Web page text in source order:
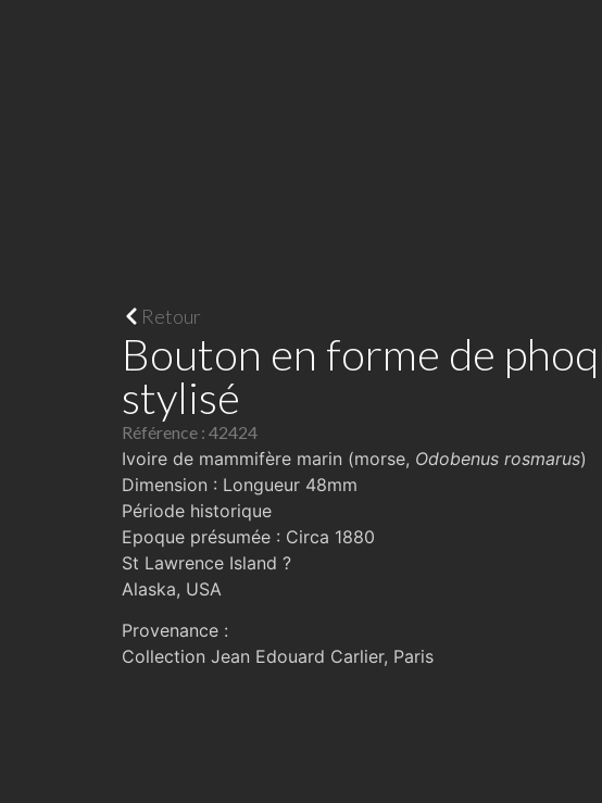
Retour
Bouton en forme de
stylisé
Référence : 42424
Ivoire de mammifère marin (morse, Odobenus rosmarus)
Dimension : Longueur 48mm
Période historique
Epoque présumée : Circa 1880
St Lawrence Island ?
Alaska, USA
Provenance :
Collection Jean Edouard Carlier, Paris